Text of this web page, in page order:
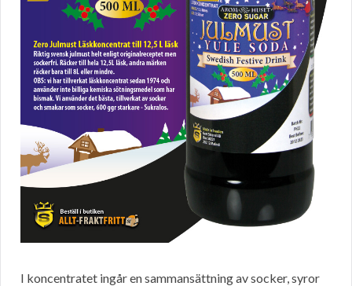
I koncentratet ingår en sammansättning av socker, syror